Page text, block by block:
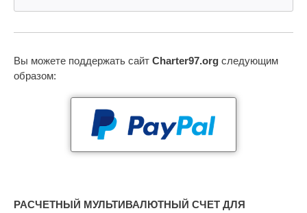
Вы можете поддержать сайт Charter97.org следующим
образом:
РАСЧЕТНЫЙ МУЛЬТИВАЛЮТНЫЙ СЧЕТ ДЛЯ